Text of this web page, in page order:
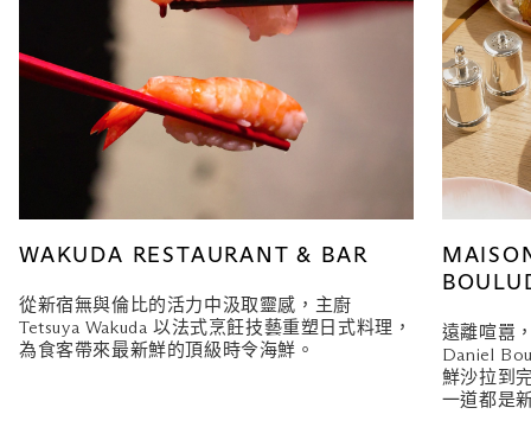
WAKUDA RESTAURANT & BAR
從新宿無與倫比的活力中汲取靈感，主廚
Tetsuya Wakuda 以法式烹飪技藝重塑日式料理，
為食客帶來最新鮮的頂級時令海鮮。
遠離喧囂
Daniel
鮮沙拉到
一道都是